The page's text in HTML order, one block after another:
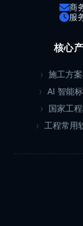
商
服
核心
施工方
AI 智能
国家工
工程常用